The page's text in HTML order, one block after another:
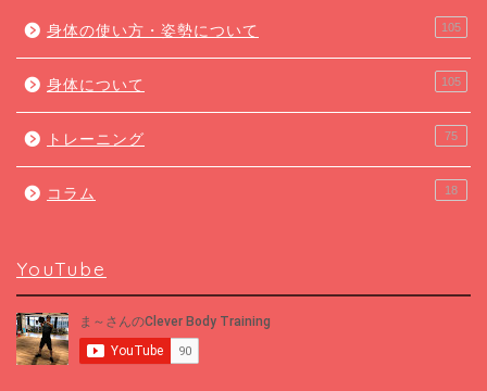
身体の使い方・姿勢について 105
身体について 105
トレーニング 75
コラム 18
YouTube